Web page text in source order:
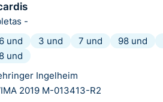
-
und
3 und 7 und 98 und
und
Ingelheim
2019 M-013413-R2